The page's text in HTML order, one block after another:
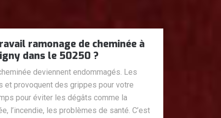
ramonage de cheminée à
dans le 50250 ?
deviennent endommagés. Les
et provoquent des grippes pour votre
pour éviter les dégâts comme la
l’incendie, les problèmes de santé. C’est